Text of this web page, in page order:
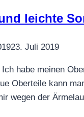
leichte
23. Juli 2019
habe meinen
Oberteile kann
wegen der